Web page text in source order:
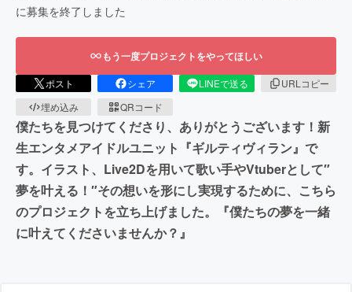
に募集を終了しました
もう一度プロジェクトをやってほしい
ポスト シェア LINEで送る
URLコピー
埋め込み
QRコード
僕たちを見つけてくださり、ありがとうございます！新
生エンタメアイドルユニット『ギルティヴィラン』で
す。イラスト、Live2Dを用いて歌い手やVtuberとして″
夢を叶える！″その想いを形にし実現するために、こちら
のプロジェクトを立ち上げました。『僕たちの夢を一緒
に叶えてくださいませんか？』